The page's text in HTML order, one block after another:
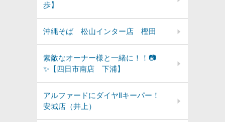
歩】
沖縄そば 松山インター店 樫田
素敵なオーナー様と一緒に！！📷
✨【四日市南店 下浦】
アルファードにダイヤⅡキーパー！
安城店（井上）